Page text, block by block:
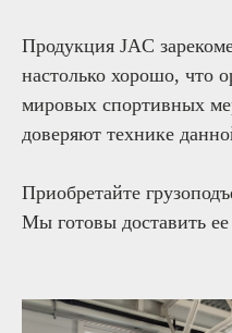
Продукция JAC
настолько хорошо, что
мировых спортивных
доверяют технике
Приобретайте
Мы готовы доставить